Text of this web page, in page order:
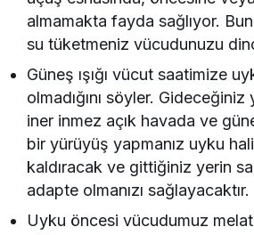
almamakta fayda sağlıyor.
su tüketmeniz vücudunuzu
Güneş ışığı vücut saatimize
olmadığını söyler.
iner inmez açık havada ve
bir yürüyüş yapmanız uyku
kaldıracak ve gittiğiniz yerin
adapte olmanızı sağlayacaktır.
Uyku öncesi vücudumuz